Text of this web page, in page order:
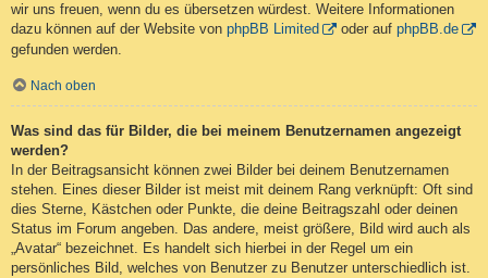
wir uns freuen, wenn du es übersetzen würdest. Weitere Informationen
dazu können auf der Website von phpBB Limited oder auf phpBB.de
gefunden werden.
Nach oben
Was sind das für Bilder, die bei meinem Benutzernamen angezeigt
werden?
In der Beitragsansicht können zwei Bilder bei deinem Benutzernamen
stehen. Eines dieser Bilder ist meist mit deinem Rang verknüpft: Oft sind
dies Sterne, Kästchen oder Punkte, die deine Beitragszahl oder deinen
Status im Forum angeben. Das andere, meist größere, Bild wird auch als
„Avatar“ bezeichnet. Es handelt sich hierbei in der Regel um ein
persönliches Bild, welches von Benutzer zu Benutzer unterschiedlich ist.